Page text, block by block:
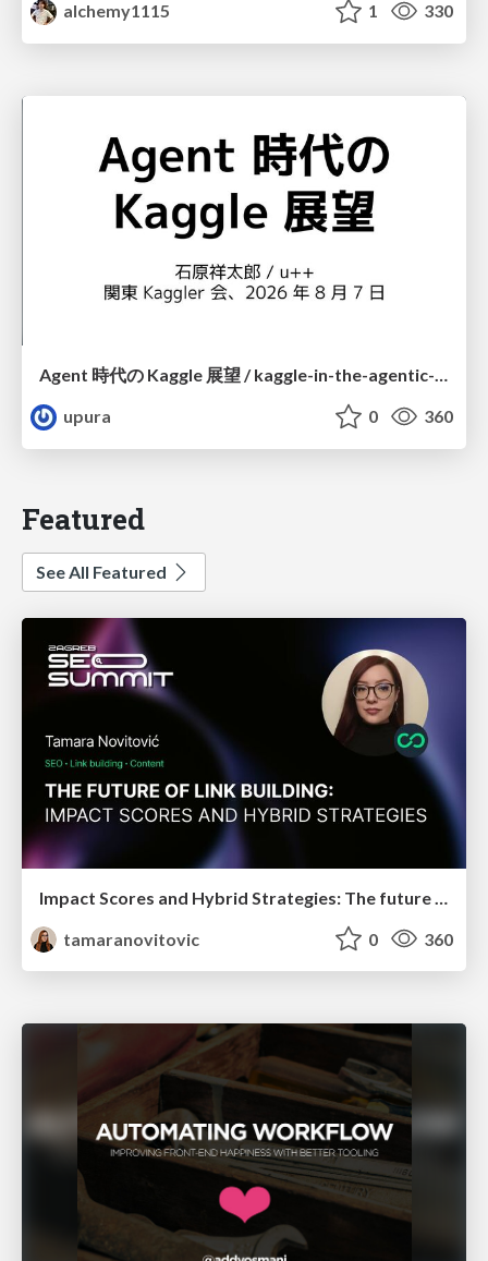
alchemy1115 1 330
Agent 時代の Kaggle 展望 / kaggle-in-the-agentic-era
upura
0 360
Featured
See All Featured
tamaranovitovic
0 360